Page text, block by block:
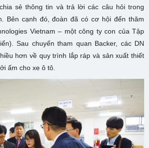
sẻ thông tin và trả lời các câu hỏi trong
Bên cạnh đó, đoàn đã có cơ hội đến thăm
Vietnam – một công ty con của Tập
Sau chuyến tham quan Backer, các DN
hơn về quy trình lắp ráp và sản xuất thiết
ấm cho xe ô tô.